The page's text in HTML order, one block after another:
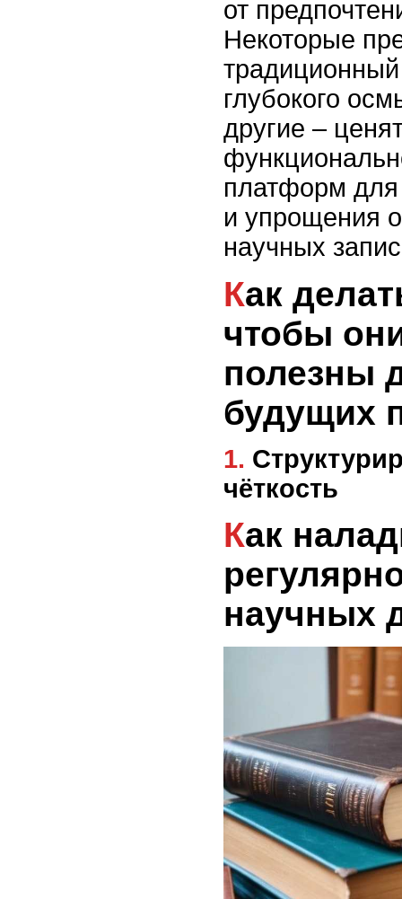
от
Некоторые
глубокого
другие –
платформ для
и упрощения
научных
Как делать записи,
чтобы
полезны
будущих
1. Структурированность и
чёткость
Как наладить
научных